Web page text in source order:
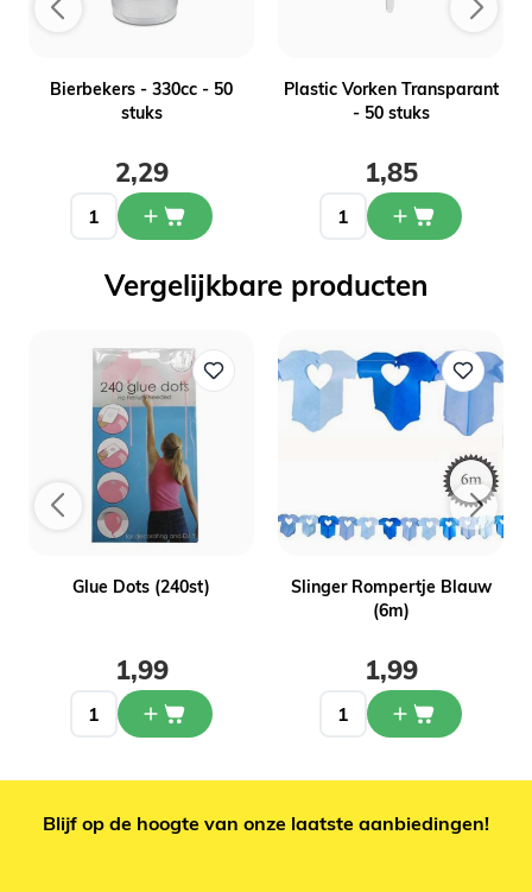
Bierbekers - 330cc - 50
stuks
2,29
Plastic Vorken Transparant
- 50 stuks
1,85
Vergelijkbare producten
Glue Dots (240st)
1,99
Slinger Rompertje Blauw
(6m)
1,99
Blijf op de hoogte van onze laatste aanbiedingen!